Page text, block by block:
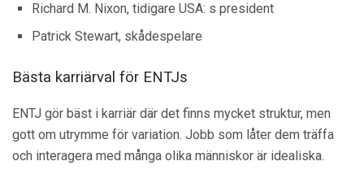
Richard M. Nixon, tidigare USA: s president
Patrick Stewart, skådespelare
Bästa karriärval för ENTJs
ENTJ gör bäst i karriär där det finns mycket struktur, men
gott om utrymme för variation. Jobb som låter dem träffa
och interagera med många olika människor är idealiska.